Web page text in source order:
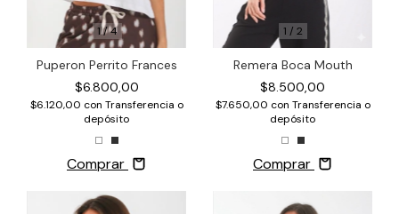
1/4
Puperon Perrito Frances
$6.800,00
$6.120,00 con Transferencia o
depósito
Comprar
1 / 2
Remera Boca Mouth
$8.500,00
$7.650,00 con Transferencia o
depósito
Comprar